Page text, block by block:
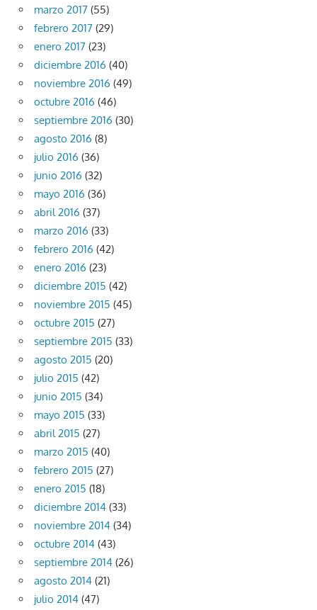
marzo 2017 (55)
febrero 2017 (29)
enero 2017 (23)
diciembre 2016 (40)
noviembre 2016 (49)
octubre 2016 (46)
septiembre 2016 (30)
agosto 2016 (8)
julio 2016 (36)
junio 2016 (32)
mayo 2016 (36)
abril 2016 (37)
marzo 2016 (33)
febrero 2016 (42)
enero 2016 (23)
diciembre 2015 (42)
noviembre 2015 (45)
octubre 2015 (27)
septiembre 2015 (33)
agosto 2015 (20)
julio 2015 (42)
junio 2015 (34)
mayo 2015 (33)
abril 2015 (27)
marzo 2015 (40)
febrero 2015 (27)
enero 2015 (18)
diciembre 2014 (33)
noviembre 2014 (34)
octubre 2014 (43)
septiembre 2014 (26)
agosto 2014 (21)
julio 2014 (47)